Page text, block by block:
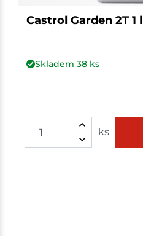
Castrol Garden 2T 1 l
Skladem 38ks
ks